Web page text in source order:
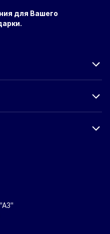
для Вашего